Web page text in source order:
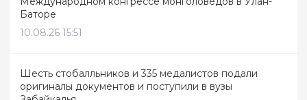
Баторе
10.08.26 15:51
Шесть стобалльников и 335 медалистов подали
оригиналы документов и поступили в вузы